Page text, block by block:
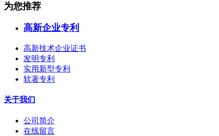
为您推荐
高新企业专利
高新技术企业证书
发明专利
实用新型专利
软著专利
关于我们
公司简介
在线留言